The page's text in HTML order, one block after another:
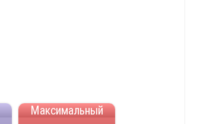
Максимальный